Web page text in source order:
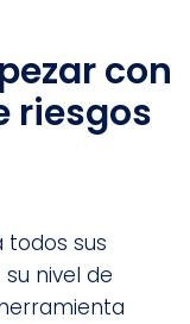
con
riesgos
todos sus
nivel de